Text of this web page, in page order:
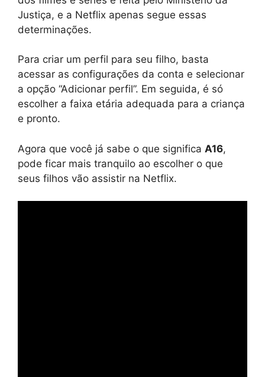
Justiça, e a Netflix apenas segue essas
determinações.
Para criar um perfil para seu filho, basta
acessar as configurações da conta e selecionar
a opção “Adicionar perfil”. Em seguida, é só
escolher a faixa etária adequada para a criança
e pronto.
Agora que você já sabe o que significa A16,
pode ficar mais tranquilo ao escolher o que
seus filhos vão assistir na Netflix.